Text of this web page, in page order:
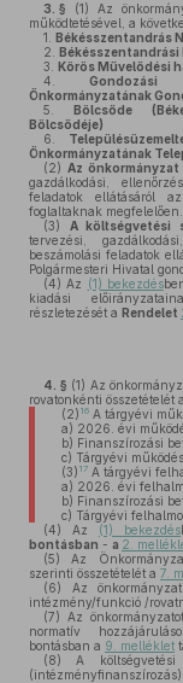
3. § (1) Az
működtetésével, a
1. Békésszentandrás
2.
3. Körös Művelődési
4.
Gondozási
Önkormányzatának
5.
Bölcsőde
Bölcsődéje)
6.
Önkormányzatának
(2) Az önkormányzat
gazdálkodási,
feladatok ellátásáról
foglaltaknak megfelelően.
(3)
A költségvetési
tervezési,
beszámolási feladatok
Polgármesteri Hivatal
(4) Az (1) bekezdés
kiadási
részletezését a Rendelet
4. § (1) Az
rovatonkénti összetételét a
(2) 16A tárgyévi
a) 2026. évi
b) Finanszírozási
c) Tárgyévi
(3) 17A tárgyévi
a) 2026. évi
b) Finanszírozási
c) Tárgyévi
(4) Az (1) bekezdés
bontásban - a 2.
(5) Az
szerinti összetételét a 7.
(6) Az
intézmény/funkció /
(7) Az
normatív
bontásban a 9. melléklet
(8) A költségvetési
(intézményfinanszírozás)